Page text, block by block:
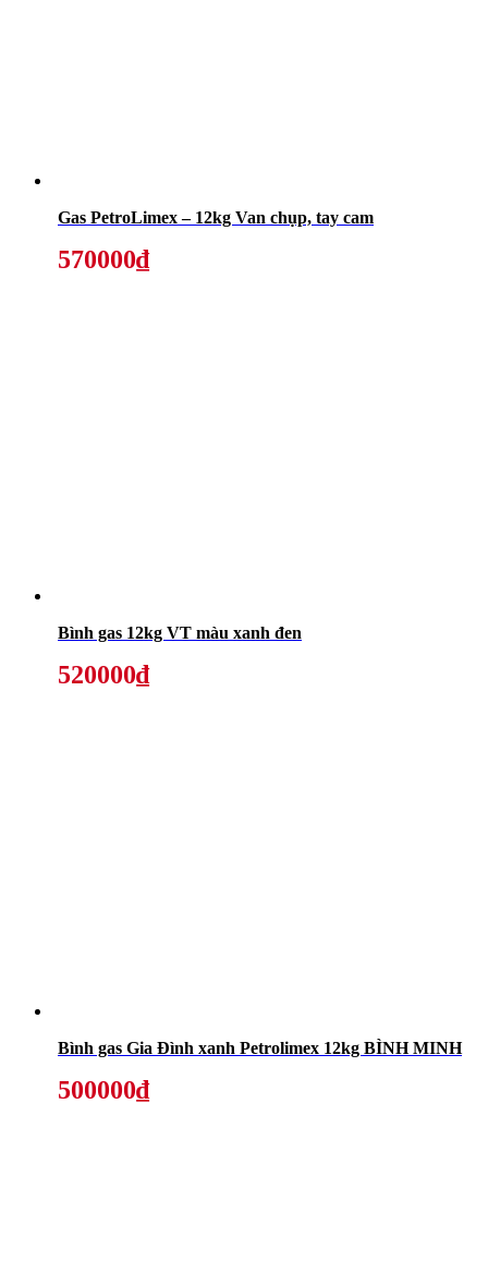
Gas PetroLimex – 12kg Van chụp, tay cam
570000₫
Bình gas 12kg VT màu xanh đen
520000₫
Bình gas Gia Đình xanh Petrolimex 12kg BÌNH MINH
500000₫